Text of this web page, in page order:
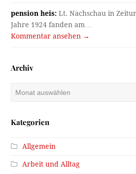
pension heis: Lt. Nachschau in
Jahre 1924 fanden am…
Kommentar ansehen →
Archiv
Kategorien
Allgemein
Arbeit und Alltag